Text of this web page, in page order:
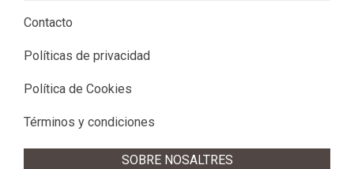
Contacto
Políticas de privacidad
Política de Cookies
Términos y condiciones
SOBRE NOSALTRES